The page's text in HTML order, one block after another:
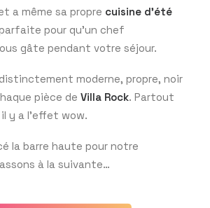
a même sa propre cuisine d’été
pour qu’un chef
gâte pendant votre séjour.
moderne, propre, noir
pièce de Villa Rock. Partout
y a l’effet wow.
la barre haute pour notre
à la suivante…